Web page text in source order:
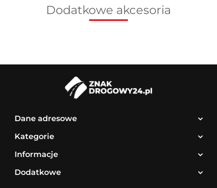
Dodatkowe akcesoria
Dane adresowe
Kategorie
Informacje
Dodatkowe